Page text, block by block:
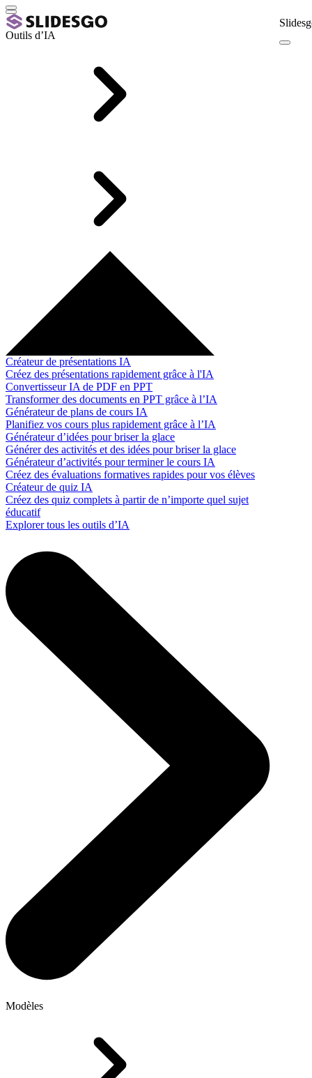
Outils d’IA
Créateur de présentations IA
Créez des présentations rapidement grâce à l'IA
Convertisseur IA de PDF en PPT
Transformer des documents en PPT grâce à l’IA
Générateur de plans de cours IA
Planifiez vos cours plus rapidement grâce à l’IA
Générateur d’idées pour briser la glace
Générer des activités et des idées pour briser la glace
Générateur d’activités pour terminer le cours IA
Créez des évaluations formatives rapides pour vos élèves
Créateur de quiz IA
Créez des quiz complets à partir de n’importe quel sujet
éducatif
Explorer tous les outils d’IA
Modèles